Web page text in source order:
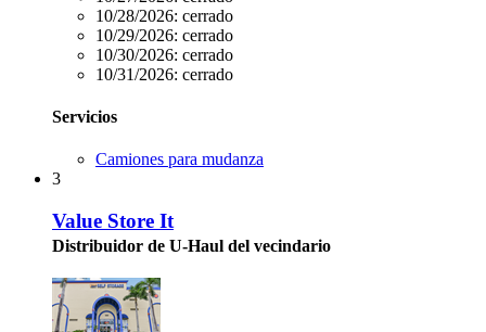
10/28/2026: cerrado
10/29/2026: cerrado
10/30/2026: cerrado
10/31/2026: cerrado
Servicios
Camiones para mudanza
3
Value Store It
Distribuidor de U-Haul del vecindario